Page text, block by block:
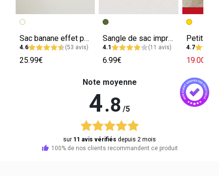
Sac banane effet paille femme
4.6 (53 avis)
25.99€
Sangle de sac imprimé ethnique femme
4.1 (11 avis)
6.99€
4.7
19.00€
Note moyenne
4.8 /5
sur 11 avis vérifiés depuis 2 mois
100% de nos clients recommandent ce produit